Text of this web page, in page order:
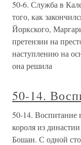
50-6. Служба в
того, как
Йоркского,
претензии на
наступлению на
она решила
50-14.
50-14. Воспитание
короля из
Бошан. С одной